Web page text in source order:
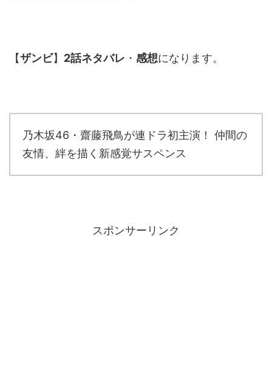
【ザンビ】 2話ネタバレ ・ 感想になります。
乃木坂46・齋藤飛鳥が連ドラ初主演！ 仲間の
友情、絆を描く新感覚サスペンス
スポンサーリンク